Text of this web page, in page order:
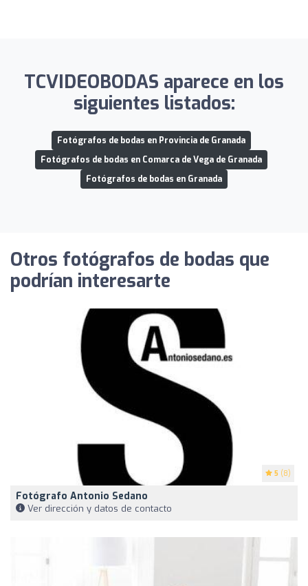
TCVIDEOBODAS aparece en los
siguientes listados:
Fotógrafos de bodas en Provincia de Granada
Fotógrafos de bodas en Comarca de Vega de Granada
Fotógrafos de bodas en Granada
Otros fotógrafos de bodas que
podrían interesarte
5 (8)
Fotógrafo Antonio Sedano
Ver dirección y datos de contacto